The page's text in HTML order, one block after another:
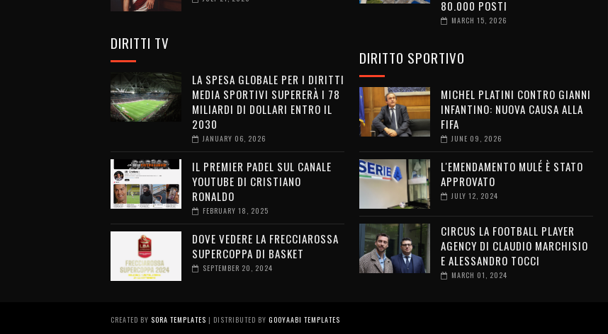
DIRITTI TV
LA SPESA GLOBALE PER I DIRITTI
MEDIA SPORTIVI SUPERERÀ I 78
MILIARDI DI DOLLARI ENTRO IL
2030
JANUARY 06, 2026
IL PREMIER PADEL SUL CANALE
YOUTUBE DI CRISTIANO
RONALDO
FEBRUARY 18, 2025
DOVE VEDERE LA FRECCIAROSSA
SUPERCOPPA DI BASKET
SEPTEMBER 20, 2024
80.000 POSTI
MARCH 15, 2026
DIRITTO SPORTIVO
MICHEL PLATINI CONTRO GIANNI
INFANTINO: NUOVA CAUSA ALLA
FIFA
JUNE 09, 2026
L'EMENDAMENTO MULÉ È STATO
APPROVATO
JULY 12, 2024
CIRCUS LA FOOTBALL PLAYER
AGENCY DI CLAUDIO MARCHISIO
E ALESSANDRO TOCCI
MARCH 01, 2024
CREATED BY SORA TEMPLATES | DISTRIBUTED BY GOOYAABI TEMPLATES